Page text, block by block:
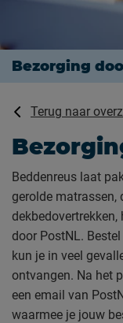
Bezorging
Terug naar
Beddenreus laat
gerolde matrassen,
door PostNL.
kun je in veel
ontvangen. Na het
een email van
waarmee je jouw